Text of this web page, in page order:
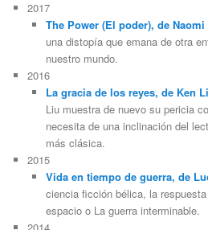
2017
The Power (El poder), de
una distopía que emana de otra
nuestro mundo.
2016
La gracia de los reyes, de Ken
Liu muestra de nuevo su pericia
necesita de una inclinación del
más clásica.
2015
Vida en tiempo de guerra, de
ciencia ficción bélica, la
espacio o La guerra interminable.